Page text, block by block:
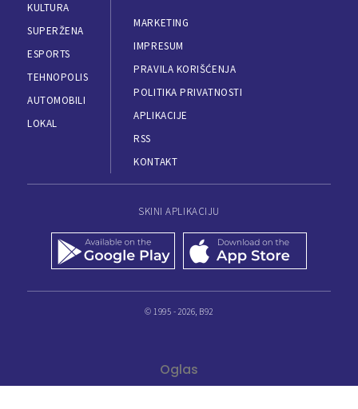
KULTURA
SUPERŽENA
ESPORTS
TEHNOPOLIS
AUTOMOBILI
LOKAL
MARKETING
IMPRESUM
PRAVILA KORIŠĆENJA
POLITIKA PRIVATNOSTI
APLIKACIJE
RSS
KONTAKT
SKINI APLIKACIJU
© 1995 - 2026, B92